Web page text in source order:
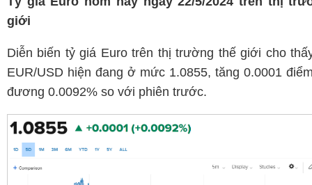
giới
Diễn biến tỷ giá Euro trên thị trường thế giới cho
EUR/USD hiện đang ở mức 1.0855, tăng 0.0001
đương 0.0092% so với phiên trước.